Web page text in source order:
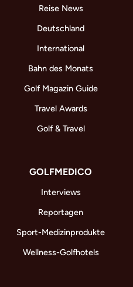
Reise News
Deutschland
International
Bahn des Monats
Golf Magazin Guide
Travel Awards
Golf & Travel
GOLFMEDICO
Interviews
Reportagen
Sport-Medizinprodukte
Wellness-Golfhotels